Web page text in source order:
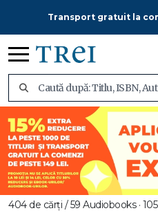
Transport gratuit la
404 de cărți / 59 Audiobooks ·